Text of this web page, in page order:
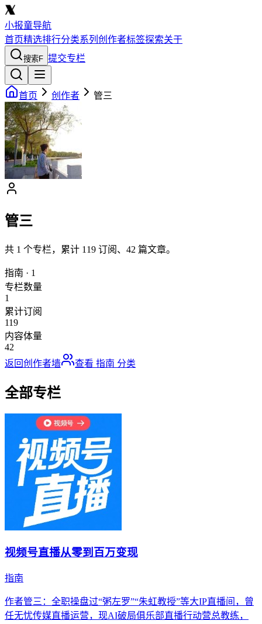
小报童导航
首页精选排行分类系列 创作者标签探索关于
搜索F 提交专栏
首页 创作者 管三
管三
共 1 个专栏，累计 119 订阅、 42 篇文章。
指南 · 1
专栏数量
1
累计订阅
119
内容体量
42
返回创作者墙
查看 指南 分类
全部专栏
视频号直播从零到百万变现
指南
作者管三：全职操盘过“粥左罗”“朱虹教授”等大IP直播间，曾
任无忧传媒直播运营，现AI破局俱乐部直播行动营总教练，